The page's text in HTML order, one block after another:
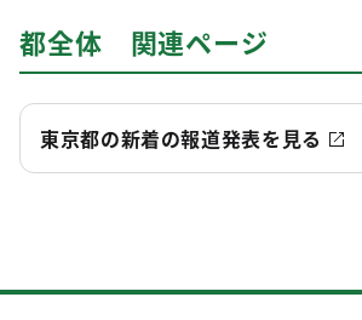
都全体 関連ページ
東京都の新着の報道発表を見る